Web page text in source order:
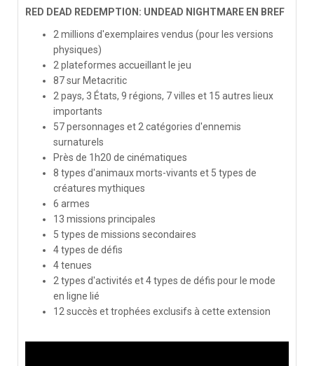
RED DEAD REDEMPTION: UNDEAD NIGHTMARE EN BREF
2 millions d'exemplaires vendus (pour les versions
physiques)
2 plateformes accueillant le jeu
87 sur Metacritic
2 pays, 3 États, 9 régions, 7 villes et 15 autres lieux
importants
57 personnages et 2 catégories d'ennemis
surnaturels
Près de 1h20 de cinématiques
8 types d'animaux morts-vivants et 5 types de
créatures mythiques
6 armes
13 missions principales
5 types de missions secondaires
4 types de défis
4 tenues
2 types d'activités et 4 types de défis pour le mode
en ligne lié
12 succès et trophées exclusifs à cette extension